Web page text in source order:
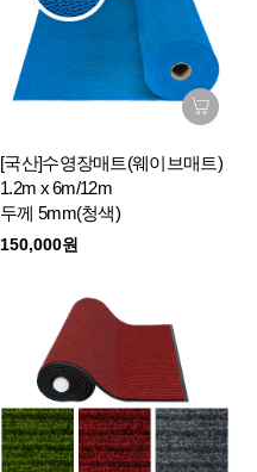
[국산]수영장매트(웨이브매트)
1.2m x 6m/12m
두께 5mm(청색)
150,000원